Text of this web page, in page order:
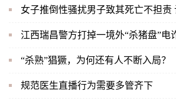
女子推倒性骚扰男子致其死亡不担责
江西瑞昌警方打掉一境外“杀猪盘”电
“杀熟”猖獗，为何还有人不断入局？
规范医生直播行为需要多管齐下